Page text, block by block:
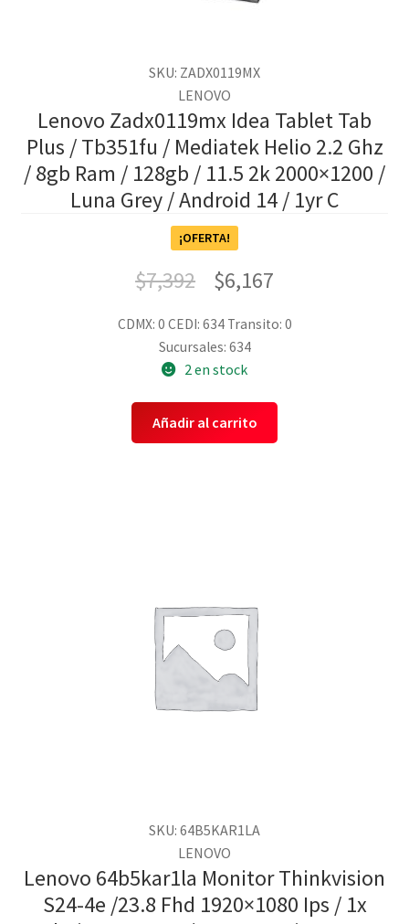
SKU: ZADX0119MX
LENOVO
Lenovo Zadx0119mx Idea Tablet Tab
Plus / Tb351fu / Mediatek Helio 2.2 Ghz
/ 8gb Ram / 128gb / 11.5 2k 2000×1200 /
Luna Grey / Android 14 / 1yr C
¡OFERTA!
$7,392 $6,167
CDMX: 0 CEDI: 634 Transito: 0
Sucursales: 634
2 en stock
Añadir al carrito
SKU: 64B5KAR1LA
LENOVO
Lenovo 64b5kar1la Monitor Thinkvision
S24-4e /23.8 Fhd 1920×1080 Ips / 1x